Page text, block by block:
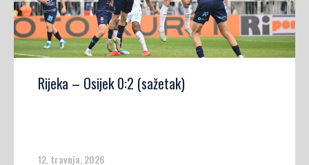
Rijeka – Osijek 0:2 (sažetak)
12. travnja, 2026